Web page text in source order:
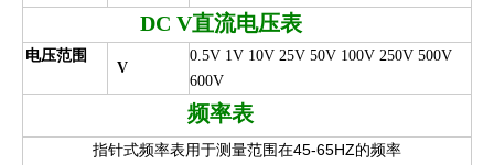
DC V直流电压表
电压范围
V
0.5V 1V 10V 25V 50V 100V 250V 500V
600V
频率表
指针式频率表用于测量范围在45-65HZ的频率